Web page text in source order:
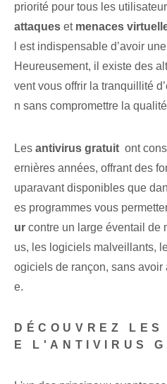
priorité pour tous les
attaques et menaces
l est ⁢indispensable​ d’avoir
Heureusement, il existe des
vent vous offrir la tranquillité
n sans compromettre la
Les antivirus gratuit
ont
ernières années, offrant des
uparavant disponibles que
es programmes vous
ur contre un large éventail de
us, les logiciels malveillants,
ogiciels de rançon, sans
e.
DÉCOUVREZ LES
E L'ANTIVIRUS